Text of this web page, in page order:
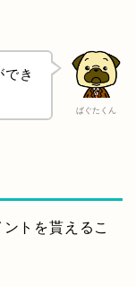
ぱぐたくん
き
トを貰えるこ